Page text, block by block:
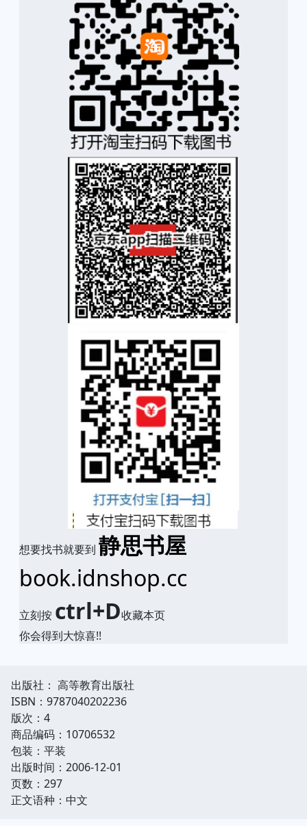
想要找书就要到 静思书屋
book.idnshop.cc
立刻按 ctrl+D收藏本页
你会得到大惊喜!!
出版社： 高等教育出版社
ISBN：9787040202236
版次：4
商品编码：10706532
包装：平装
出版时间：2006-12-01
页数：297
正文语种：中文